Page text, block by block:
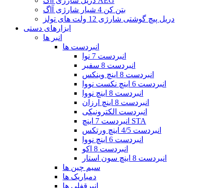
بتن کن 4 شیار شارژی آاگ
دریل پیچ گوشتی شارژی 12 ولت های تولز
ابزارهای دستی
انبر ها
انبردست ها
انبردست 7 نوا
انبردست 8 سفیر
انبردست 8 اینچ وینکس
انبردست 6 اینچ نکست نووا
انبردست 8 اینچ نووا
انبردست 8 اینچ ارزان
انبردست الکترونیکی
انبردست 7 اینچ STA
انبردست 4/5 اینچ ورتکس
انبردست 6 اینچ نووا
انبردست 8 اکو
انبردست 8 اینچ سون استار
سیم چین ها
دمباریک ها
انبرقفلی ها